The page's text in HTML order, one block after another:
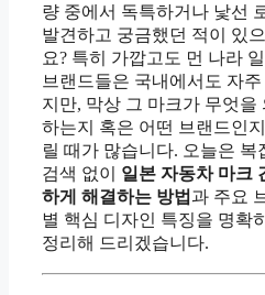
량 중에서 독특하거나 낯선
발견하고 궁금했던 적이 있
요? 특히 가깝고도 먼 나라
브랜드들은 국내에서도 자주
지만, 막상 그 마크가 무엇을
하는지 혹은 어떤 브랜드인
릴 때가 많습니다. 오늘은 복
검색 없이 일본 자동차 마크
하게 해결하는 방법 과 주요
별 핵심 디자인 특징을 명확
정리해 드리겠습니다.